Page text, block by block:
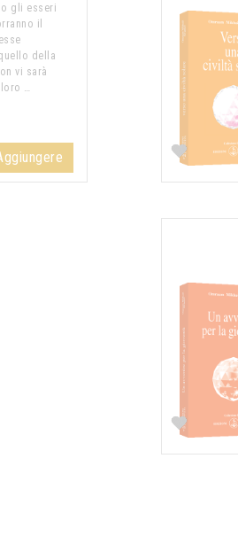
gli esseri
il
della
vi sarà
…